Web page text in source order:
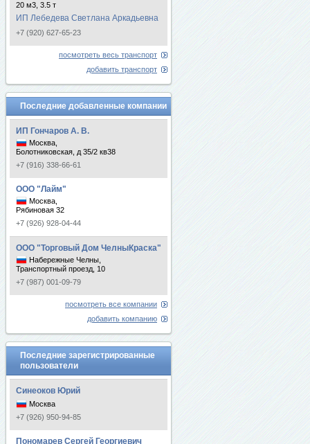
20 м3, 3.5 т
ИП Лебедева Светлана Аркадьевна
+7 (920) 627-65-23
посмотреть весь транспорт
добавить транспорт
Последние добавленные компании
ИП Гончаров А. В.
Москва,
Болотниковская, д 35/2 кв38
+7 (916) 338-66-61
ООО "Лайм"
Москва,
Рябиновая 32
+7 (926) 928-04-44
ООО "Торговый Дом ЧелныКраска"
Набережные Челны,
Транспортный проезд, 10
+7 (987) 001-09-79
посмотреть все компании
добавить компанию
Последние зарегистрированные
пользователи
Синеоков Юрий
Москва
+7 (926) 950-94-85
Пономарев Сергей Георгиевич